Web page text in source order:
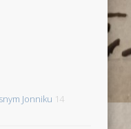
Jonniku 14